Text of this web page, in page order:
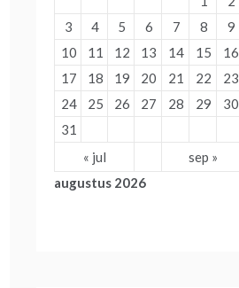
augustus 2026
3
4 5 6 7 8
9
10
11 12 13 14 15
16
17
18 19 20 21 22
23
24
25 26 27 28 29
30
31
« jul
sep »